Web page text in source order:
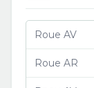
Roue AV
Roue AR